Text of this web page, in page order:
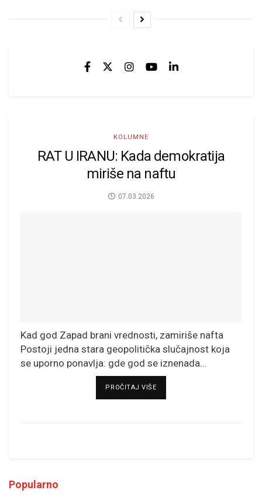
KOLUMNE
RAT U IRANU: Kada demokratija
miriše na naftu
07.03.2026
Kad god Zapad brani vrednosti, zamiriše nafta
Postoji jedna stara geopolitička slučajnost koja
se uporno ponavlja: gde god se iznenada...
PROČITAJ VIŠEDETAILS
Popularno